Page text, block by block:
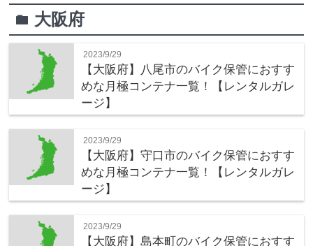
folder 大阪府
2023/9/29
【大阪府】八尾市のバイク保管におすす
めな月極コンテナ一覧！【レンタルガレ
ージ】
2023/9/29
【大阪府】守口市のバイク保管におすす
めな月極コンテナ一覧！【レンタルガレ
ージ】
2023/9/29
【大阪府】島本町のバイク保管におすす